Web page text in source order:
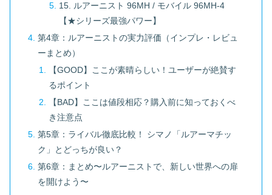
15. ルアーニスト 96MH / モバイル 96MH-4
【★シリーズ最強パワー】
第4章：ルアーニストの実力評価（インプレ・レビュ
ーまとめ）
【GOOD】ここが素晴らしい！ユーザーが絶賛す
るポイント
【BAD】ここは値段相応？購入前に知っておくべ
き注意点
第5章：ライバル徹底比較！ シマノ「ルアーマチッ
ク」とどっちが良い？
第6章：まとめ〜ルアーニストで、新しい世界への扉
を開けよう〜